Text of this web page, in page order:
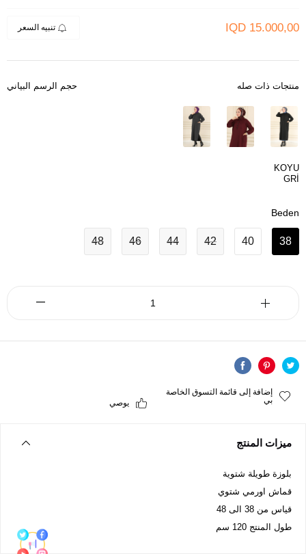
15.000,00 تنبيه السعر
حجم الرسم البياني منتجات ذات صله
KOYU
GRİ
Beden
38
40
42
44
46
48
إضافة إلى قائمة التسوق الخاصة
بي
يوصي
ميزات المنتج
بلوزة طويلة شتوية
قماش اورمي شتوي
قياس من 38 الى 48
طول المنتج 120 سم